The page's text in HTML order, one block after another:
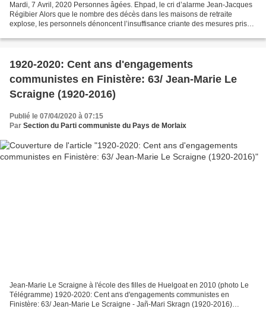
Mardi, 7 Avril, 2020 Personnes âgées. Ehpad, le cri d’alarme Jean-Jacques
Régibier Alors que le nombre des décès dans les maisons de retraite
explose, les personnels dénoncent l’insuffisance criante des mesures prises
1920-2020: Cent ans d'engagements
communistes en Finistère: 63/ Jean-Marie Le
Scraigne (1920-2016)
Publié le 07/04/2020 à 07:15
Par Section du Parti communiste du Pays de Morlaix
Jean-Marie Le Scraigne à l'école des filles de Huelgoat en 2010 (photo Le
Télégramme) 1920-2020: Cent ans d'engagements communistes en
Finistère: 63/ Jean-Marie Le Scraigne - Jañ-Mari Skragn (1920-2016)